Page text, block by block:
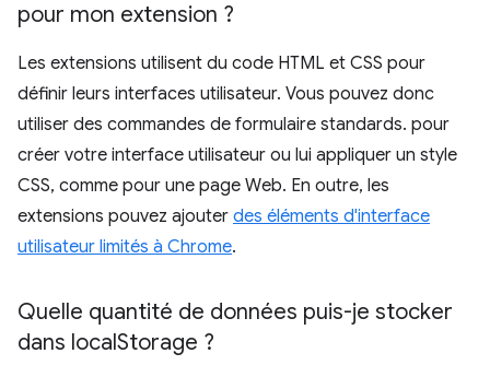
pour mon extension ?
Les extensions utilisent du code HTML et CSS pour
définir leurs interfaces utilisateur. Vous pouvez donc
utiliser des commandes de formulaire standards. pour
créer votre interface utilisateur ou lui appliquer un style
CSS, comme pour une page Web. En outre, les
extensions pouvez ajouter des éléments d'interface
utilisateur limités à Chrome.
Quelle quantité de données puis-je stocker
dans localStorage ?